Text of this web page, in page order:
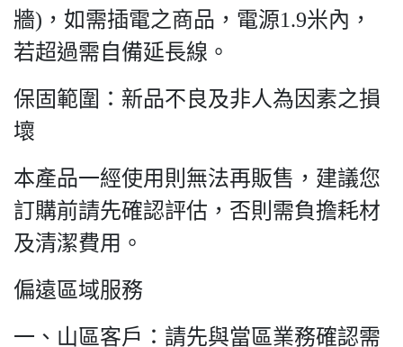
牆)，如需插電之商品，電源1.9米內，
若超過需自備延長線。
保固範圍：新品不良及非人為因素之損
壞
本產品一經使用則無法再販售，建議您
訂購前請先確認評估，否則需負擔耗材
及清潔費用。
偏遠區域服務
一、山區客戶：請先與當區業務確認需